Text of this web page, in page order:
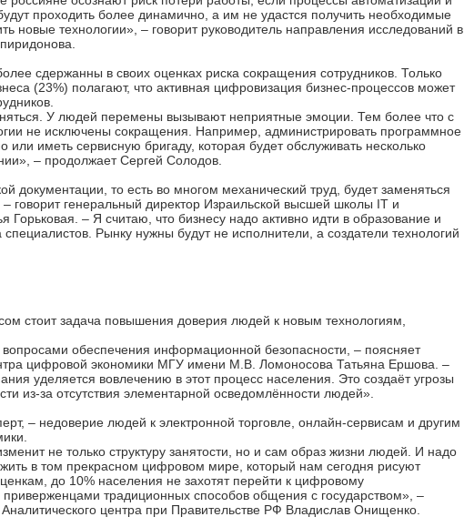
проходить более динамично, а им не удастся получить необходимые
новые технологии», – говорит руководитель направления исследований в
сдержанны в своих оценках риска сокращения сотрудников. Только
(23%) полагают, что активная цифровизация бизнес-процессов может
У людей перемены вызывают неприятные эмоции. Тем более что с
не исключены сокращения. Например, администрировать программное
иметь сервисную бригаду, которая будет обслуживать несколько
– продолжает Сергей Солодов.
документации, то есть во многом механический труд, будет заменяться
– говорит генеральный директор Израильской высшей школы IT и
Горьковая. – Я считаю, что бизнесу надо активно идти в образование и
Рынку нужны будут не исполнители, а создатели технологий
стоит задача повышения доверия людей к новым технологиям,
вопросами обеспечения информационной безопасности, – поясняет
цифровой экономики МГУ имени М.В. Ломоносова Татьяна Ершова. –
уделяется вовлечению в этот процесс населения. Это создаёт угрозы
из-за отсутствия элементарной осведомлённости людей».
– недоверие людей к электронной торговле, онлайн-сервисам и другим
не только структуру занятости, но и сам образ жизни людей. И надо
жить в том прекрасном цифровом мире, который нам сегодня рисуют
до 10% населения не захотят перейти к цифровому
приверженцами традиционных способов общения с государством», –
центра при Правительстве РФ Владислав Онищенко.